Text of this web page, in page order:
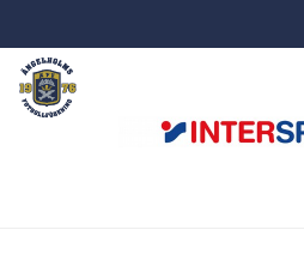
STARTSIDA
NYHETER